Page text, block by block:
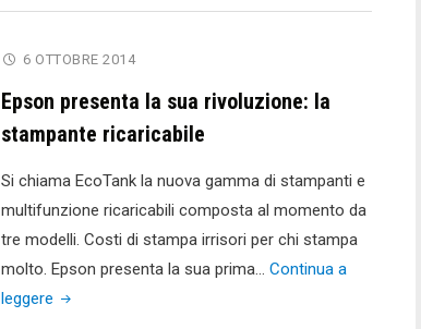
6 OTTOBRE 2014
Epson presenta la sua rivoluzione: la
stampante ricaricabile
Si chiama EcoTank la nuova gamma di stampanti e
multifunzione ricaricabili composta al momento da
tre modelli. Costi di stampa irrisori per chi stampa
molto. Epson presenta la sua prima… Continua a
leggere "Epson